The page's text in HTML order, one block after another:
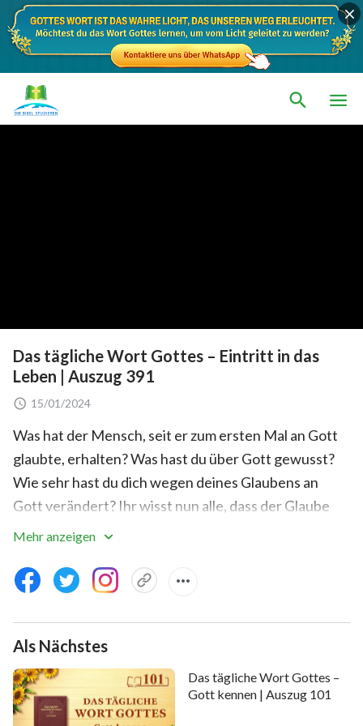
Das tägliche Wort Gottes – Eintritt in das
Leben | Auszug 391
15/01/2024
Was hat der Mensch, seit er zum ersten Mal an Gott
glaubte, erhalten? Was hast du über Gott gewusst?
Wie sehr hast du dich wegen deines Glaubens an
Gott verändert? Ihr wisst nun alle, dass der Glaube
des Menschen an Gott nicht nur für die Rettung der
nicht dazu, sein Leben durch Gottes Liebe zu
bereichern, und so weiter. Nach Stand der Dinge,
wenn du Gott wegen des Wohlergehens des
Fleisches und kurzzeitigem Genuss liebst, selbst
dann, wenn deine Liebe zu Gott ihren Höhepunkt
erreicht, und du nichts verlangst, ist diese Liebe, die
du suchst, immer noch unrein und unbefriedigend für
Mehr anzeigen
Als Nächstes
Das tägliche Wort Gottes –
Gott kennen | Auszug 101